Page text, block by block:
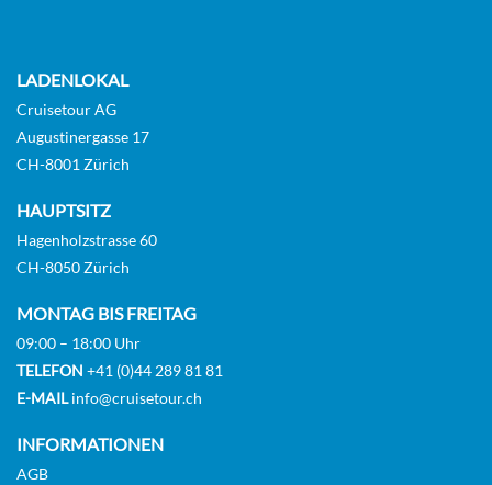
Panorama Balcony Suite-[R]
LADENLOKAL
Cruisetour AG
Augustinergasse 17
CH-8001 Zürich
HAUPTSITZ
Hagenholzstrasse 60
CH-8050 Zürich
MONTAG BIS FREITAG
09:00 – 18:00 Uhr
TELEFON +41 (0)44 289 81 81
E-MAILinfo@cruisetour.ch
INFORMATIONEN
AGB